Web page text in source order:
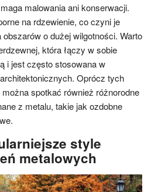
malowania ani konserwacji.
na rdzewienie, co czyni je
o dużej wilgotności. Warto
która łączy w sobie
i jest często stosowana w
Oprócz tych
spotkać również różnorodne
z metalu, takie jak ozdobne
style
metalowych